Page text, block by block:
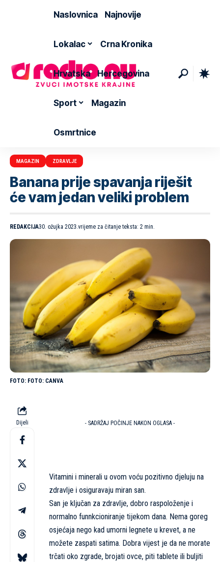
Naslovnica Najnovije
Lokalac Crna Kronika
Hrvatska Hercegovina
Sport Magazin
Osmrtnice
MAGAZIN ZDRAVLJE
Banana prije spavanja riješit
će vam jedan veliki problem
REDAKCIJA30. ožujka 2023.vrijeme za čitanje teksta: 2 min.
FOTO: CANVA
Dijeli - SADRŽAJ POČINJE NAKON OGLASA -
Vitamini i minerali u ovom voću pozitivno djeluju na
zdravlje i osiguravaju miran san.
San je ključan za zdravlje, dobro raspoloženje i
normalno funnkcioniranje tijekom dana. Nema goreg
osjećaja nego kad umorni legnete u krevet, a ne
možete zaspati satima. Dobra vijest je da ne morate
trčati oko zgrade, brojati ovce, piti tablete ili buljiti